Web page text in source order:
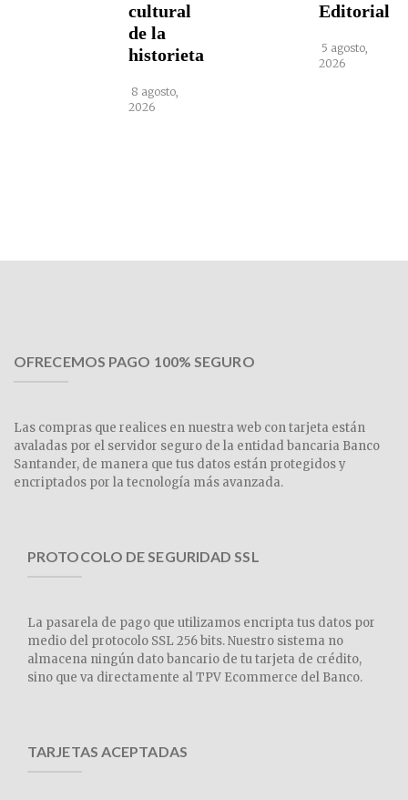
cultural
de la
historieta
8 agosto,
2026
Editorial
5 agosto,
2026
OFRECEMOS PAGO 100% SEGURO
Las compras que realices en nuestra web con tarjeta están
avaladas por el servidor seguro de la entidad bancaria Banco
Santander, de manera que tus datos están protegidos y
encriptados por la tecnología más avanzada.
PROTOCOLO DE SEGURIDAD SSL
La pasarela de pago que utilizamos encripta tus datos por
medio del protocolo SSL 256 bits. Nuestro sistema no
almacena ningún dato bancario de tu tarjeta de crédito,
sino que va directamente al TPV Ecommerce del Banco.
TARJETAS ACEPTADAS